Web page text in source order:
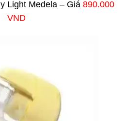
Light Medela – Giá 890.000
VND